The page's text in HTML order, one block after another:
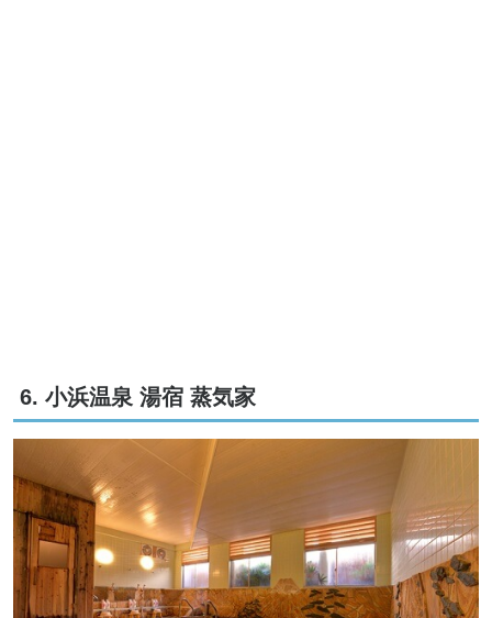
6. 小浜温泉 湯宿 蒸気家